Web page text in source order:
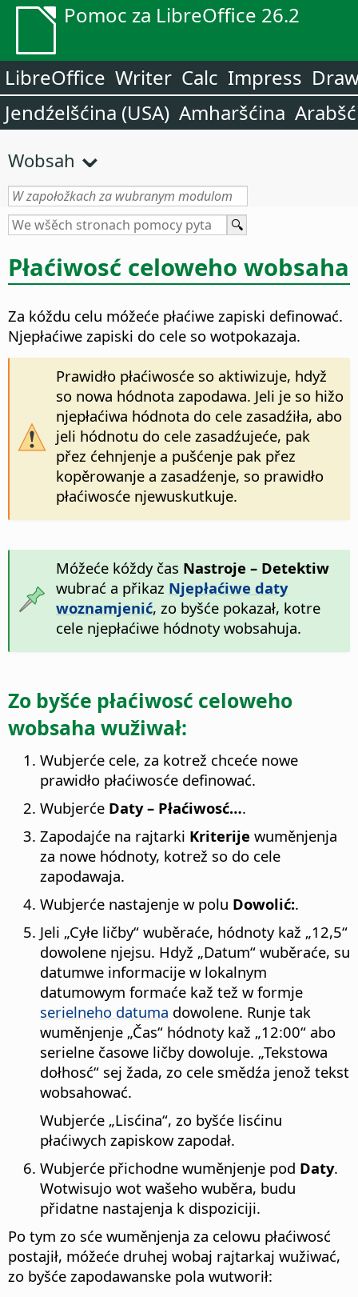
Pomoc za LibreOffice 26.2
LibreOffice Writer Calc Impress
Jendźelšćina (USA) Amharšćina
Wobsah
Płaćiwosć celoweho wobsaha
Za kóždu celu móžeće płaćiwe zapiski definować.
Njepłaćiwe zapiski do cele so wotpokazaja.
Prawidło płaćiwosće so aktiwizuje, hdyž
so nowa hódnota zapodawa. Jeli je so hižo
njepłaćiwa hódnota do cele zasadźiła, abo
jeli hódnotu do cele zasadźujeće, pak
přez ćehnjenje a pušćenje pak přez
kopěrowanje a zasadźenje, so prawidło
płaćiwosće njewuskutkuje.
Móžeće kóždy čas Nastroje – Detektiw
wubrać a přikaz Njepłaćiwe daty
woznamjenić, zo byšće pokazał, kotre
cele njepłaćiwe hódnoty wobsahuja.
Zo byšće płaćiwosć celoweho
wobsaha wužiwał:
Wubjerće cele, za kotrež chceće nowe
prawidło płaćiwosće definować.
Wubjerće Daty – Płaćiwosć….
Zapodajće na rajtarki Kriterije wuměnjenja
za nowe hódnoty, kotrež so do cele
zapodawaja.
Wubjerće nastajenje w polu Dowolić:.
Jeli „Cyłe ličby“ wuběraće, hódnoty kaž „12,5“
dowolene njejsu. Hdyž „Datum“ wuběraće, su
datumwe informacije w lokalnym
datumowym formaće kaž tež w formje
serielneho datuma dowolene. Runje tak
wuměnjenje „Čas“ hódnoty kaž „12:00“ abo
serielne časowe ličby dowoluje. „Tekstowa
dołhosć“ sej žada, zo cele smědźa jenož tekst
wobsahować.
Wubjerće „Lisćina“, zo byšće lisćinu
płaćiwych zapiskow zapodał.
Wubjerće přichodne wuměnjenje pod Daty.
Wotwisujo wot wašeho wuběra, budu
přidatne nastajenja k dispoziciji.
Po tym zo sće wuměnjenja za celowu płaćiwosć
postajił, móžeće druhej wobaj rajtarkaj wužiwać,
zo byšće zapodawanske pola wutworił: